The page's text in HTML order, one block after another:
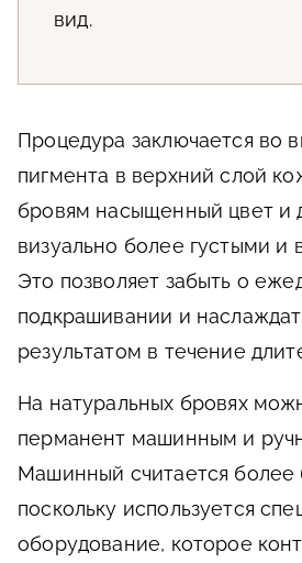
вид.
Процедура заключается во
пигмента в верхний слой
бровям насыщенный цвет и
визуально более густыми и
Это позволяет забыть о
подкрашивании и
результатом в течение
На натуральных бровях
перманент машинным и
Машинный считается более
поскольку используется
оборудование, которое